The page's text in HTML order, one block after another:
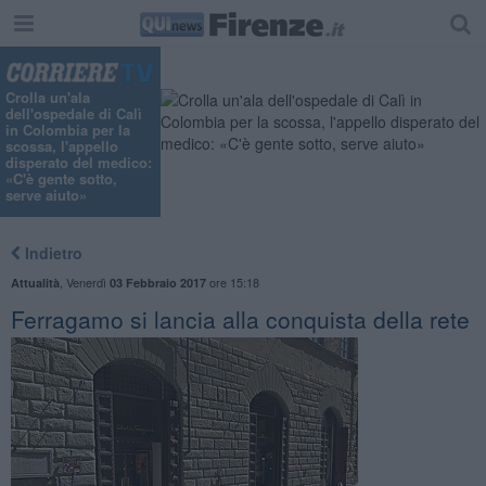
Crolla un'ala
dell'ospedale di Calì
in Colombia per la
scossa, l'appello
disperato del medico:
«C'è gente sotto,
serve aiuto»
Indietro
Attualità Venerdì 03 Febbraio 2017ore 15:18
Ferragamo si lancia alla conquista della rete